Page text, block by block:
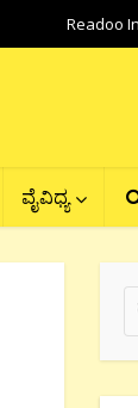
Readoo
ವೈವಿಧ್ಯ